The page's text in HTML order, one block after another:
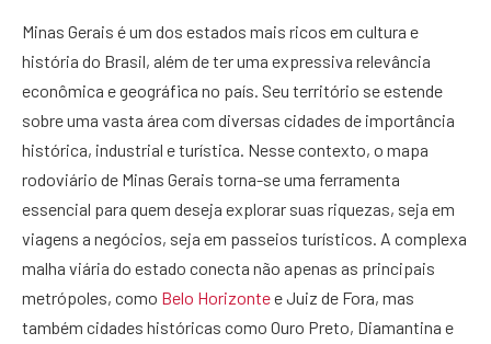
Minas Gerais é um dos estados mais ricos em cultura e
história do Brasil, além de ter uma expressiva relevância
econômica e geográfica no país. Seu território se estende
sobre uma vasta área com diversas cidades de importância
histórica, industrial e turística. Nesse contexto, o mapa
rodoviário de Minas Gerais torna-se uma ferramenta
essencial para quem deseja explorar suas riquezas, seja em
viagens a negócios, seja em passeios turísticos. A complexa
malha viária do estado conecta não apenas as principais
metrópoles, como Belo Horizontee Juiz de Fora, mas
também cidades históricas como Ouro Preto, Diamantina e